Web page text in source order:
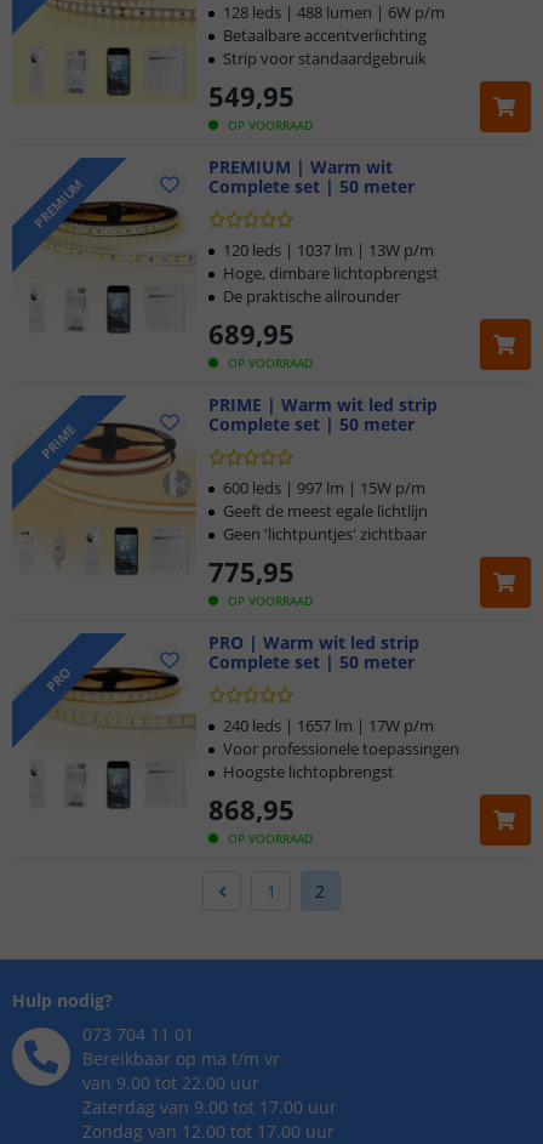
OP VOORRAAD
549,95
128 leds | 488 lumen | 6W p/m
Betaalbare accentverlichting
Strip voor standaardgebruik
PREMIUM
PREMIUM | Warm wit
Complete set | 50 meter
OP VOORRAAD
689,95
120 leds | 1037 lm | 13W p/m
Hoge, dimbare lichtopbrengst
De praktische allrounder
PRIME
PRIME | Warm wit led strip
Complete set | 50 meter
OP VOORRAAD
775,95
600 leds | 997 lm | 15W p/m
Geeft de meest egale lichtlijn
Geen 'lichtpuntjes' zichtbaar
PRO
PRO | Warm wit led strip
Complete set | 50 meter
OP VOORRAAD
868,95
240 leds | 1657 lm | 17W p/m
Voor professionele toepassingen
Hoogste lichtopbrengst
1 2
Hulp nodig?
073 704 11 01
Bereikbaar op ma t/m vr
van 9.00 tot 22.00 uur
Zaterdag van 9.00 tot 17.00 uur
Zondag van 12.00 tot 17.00 uur